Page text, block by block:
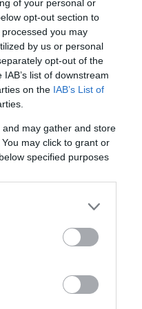
of your personal or
opt-out section to
you may
by us or personal
opt-out of the
list of downstream
on the IAB’s List of
may gather and store
may click to grant or
specified purposes
veidā